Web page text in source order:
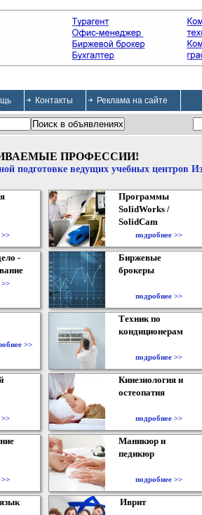
Контакты Реклама на сайте
ПРОФЕССИИ!
подготовке ведущих учебных центров
Программы
SolidWorks /
SolidCam
подробнее >>
-
Биржевые
брокеры
подробнее >>
>>
Техник по
кондиционерам
подробнее >>
Кинезиология и
остеопатия
подробнее >>
Маникюр и
педикюр
подробнее >>
Иврит